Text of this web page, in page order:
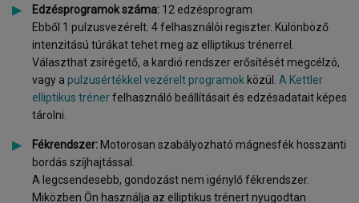
Edzésprogramok száma: 12 edzésprogram
Ebből 1 pulzusvezérelt. 4 felhasználói regiszter. Különböző
intenzitású túrákat tehet meg az elliptikus trénerrel.
Választhat zsírégető, a kardió rendszer erősítését megcélzó,
vagy a pulzusértékkel vezérelt programok közül. A Kettler
elliptikus trénerfelhasználó beállításait és edzésadatait képes
tárolni.
Fékrendszer: Motorosan szabályozható mágnesfék hosszanti
bordás szíjhajtással.
A legcsendesebb, gondozást nem igénylő fékrendszer.
Miközben Ön használja az elliptikus trénert nyugodtan